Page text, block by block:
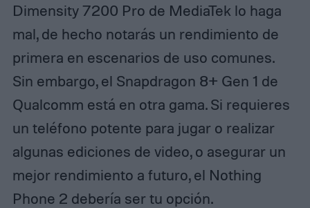
Dimensity 7200 Pro de MediaTek lo haga
mal, de hecho notarás un rendimiento de
primera en escenarios de uso comunes.
Sin embargo, el Snapdragon 8+ Gen 1 de
Qualcomm está en otra gama. Si requieres
un teléfono potente para jugar o realizar
algunas ediciones de video, o asegurar un
mejor rendimiento a futuro, el Nothing
Phone 2 debería ser tu opción.